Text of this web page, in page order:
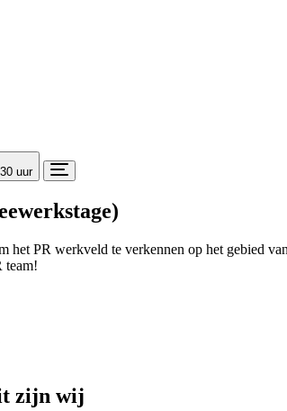
uur
het PR werkveld te verkennen op het gebied
team!
zijn wij